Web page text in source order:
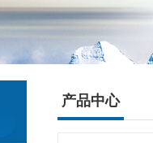
产品中心